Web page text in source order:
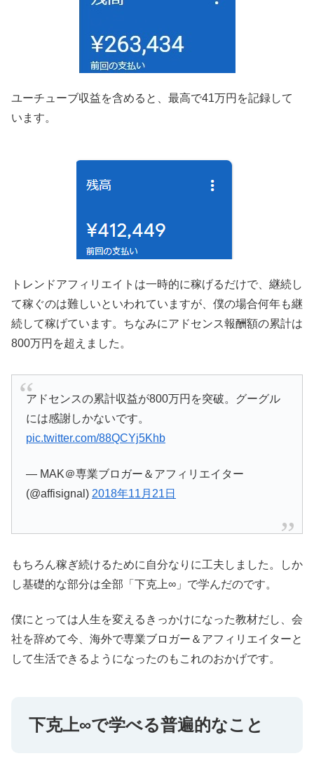
ユーチューブ収益を含めると、最高で41万円を記録して
います。
トレンドアフィリエイトは一時的に稼げるだけで、継続し
て稼ぐのは難しいといわれていますが、僕の場合何年も継
続して稼げています。ちなみにアドセンス報酬額の累計は
800万円を超えました。
アドセンスの累計収益が800万円を突破。グーグル
には感謝しかないです。
pic.twitter.com/88QCYj5Khb
— MAK＠専業ブロガー＆アフィリエイター
(@affisignal) 2018年11月21日
もちろん稼ぎ続けるために自分なりに工夫しました。しか
し基礎的な部分は全部「下克上∞」で学んだのです。
僕にとっては人生を変えるきっかけになった教材だし、会
社を辞めて今、海外で専業ブロガー＆アフィリエイターと
して生活できるようになったのもこれのおかげです。
下克上∞で学べる普遍的なこと